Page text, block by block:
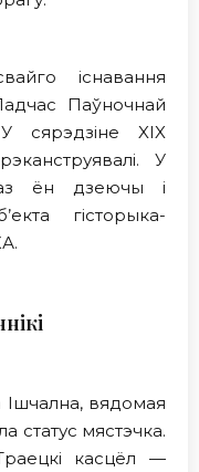
існавання
Паўночнай
сярэдзiне XIX
У
ён дзеючы i
гісторыка-
вядомая
статус мястэчка.
касцёл —